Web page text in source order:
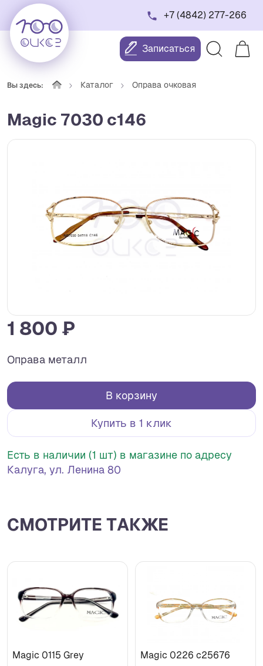
+7 (4842) 277-266
Записаться
Вы здесь: Каталог Оправа очковая
Magic 7030 c146
1 800 ₽
Оправа металл
В корзину
Купить в 1 клик
Есть в наличии (1 шт) в магазине по адресу
Калуга, ул. Ленина 80
СМОТРИТЕ ТАКЖЕ
Magic 0115 Grey Magic 0226 c25676